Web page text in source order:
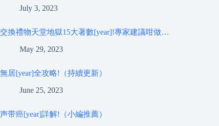
July 3, 2023
交換禮物天堂地獄15大著數[year]!專家建議咁做…
May 29, 2023
無居[year]全攻略!（持續更新）
June 25, 2023
声带癌[year]詳解!（小編推薦）